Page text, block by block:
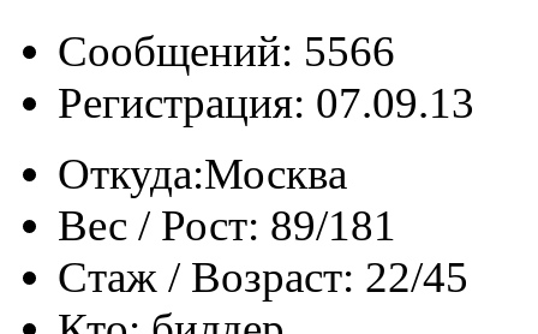
Сообщений: 5566
Регистрация: 07.09.13
Откуда:Москва
Вес / Рост: 89/181
Стаж / Возраст: 22/45